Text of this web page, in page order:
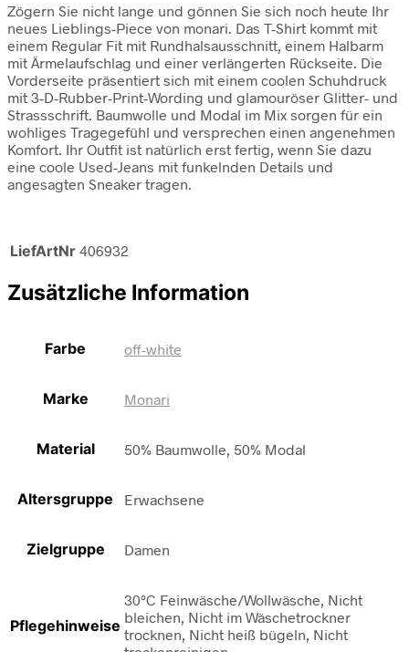
Zögern Sie nicht lange und gönnen Sie sich noch heute Ihr
neues Lieblings-Piece von monari. Das T-Shirt kommt mit
einem Regular Fit mit Rundhalsausschnitt, einem Halbarm
mit Ärmelaufschlag und einer verlängerten Rückseite. Die
Vorderseite präsentiert sich mit einem coolen Schuhdruck
mit 3-D-Rubber-Print-Wording und glamouröser Glitter- und
Strassschrift. Baumwolle und Modal im Mix sorgen für ein
wohliges Tragegefühl und versprechen einen angenehmen
Komfort. Ihr Outfit ist natürlich erst fertig, wenn Sie dazu
eine coole Used-Jeans mit funkelnden Details und
angesagten Sneaker tragen.
LiefArtNr 406932
Zusätzliche Information
Farbe off-white
Marke Monari
Material 50% Baumwolle, 50% Modal
Altersgruppe Erwachsene
Zielgruppe Damen
Pflegehinweise
30°C Feinwäsche/Wollwäsche, Nicht
bleichen, Nicht im Wäschetrockner
trocknen, Nicht heiß bügeln, Nicht